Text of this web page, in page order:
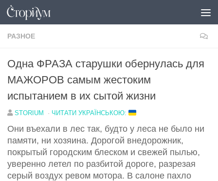
Под записью
РАЗНОЕ
Одна ФРАЗА старушки обернулась для
МАЖОРОВ самым жестоким
испытанием в их сытой жизни
STORIUM · ЧИТАТИ УКРАЇНСЬКОЮ:
Они въехали в лес так, будто у леса не было ни
памяти, ни хозяина. Дорогой внедорожник,
покрытый городским блеском и свежей пылью,
уверенно летел по разбитой дороге, разрезая
серый воздух ревом мотора. В салоне пахло